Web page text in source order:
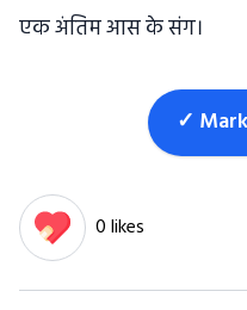
एक अंतिम आस के संग।
✓
0 likes